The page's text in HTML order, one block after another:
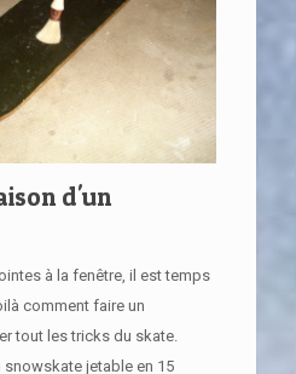
d'un
à la fenêtre, il est temps
comment faire un
tout les tricks du skate.
jetable en 15